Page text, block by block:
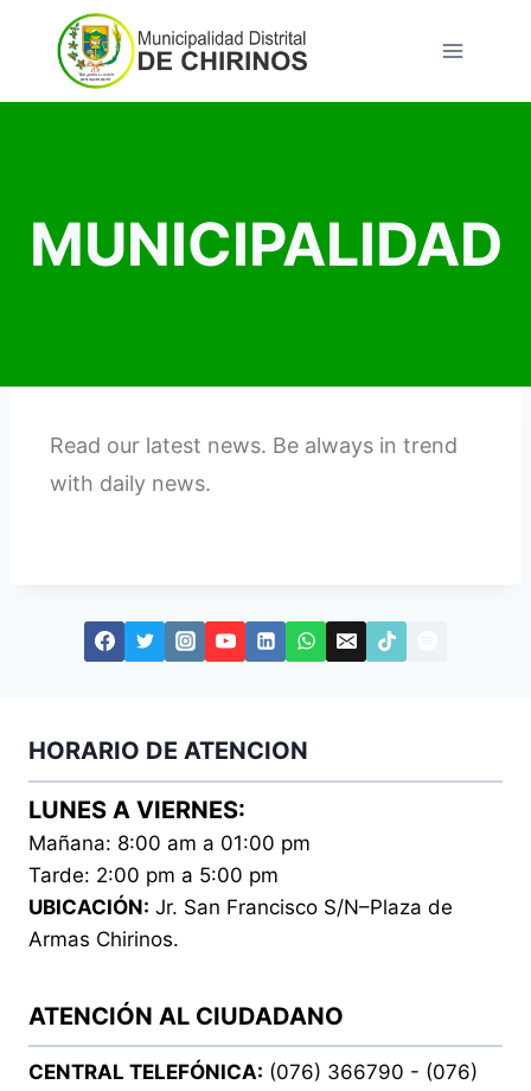
MUNICIPALIDAD
Read our latest news. Be always in trend
with daily news.
HORARIO DE ATENCION
LUNES A VIERNES:
Mañana: 8:00 am a 01:00 pm
Tarde: 2:00 pm a 5:00 pm
UBICACIÓN: Jr. San Francisco S/N–Plaza de
Armas Chirinos.
ATENCIÓN AL CIUDADANO
CENTRAL TELEFÓNICA: (076) 366790 - (076)